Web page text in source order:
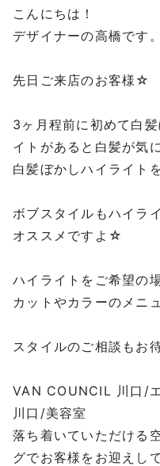
こんにちは！
デザイナーの高橋です。
先日ご来店のお客様☆
3ヶ月程前に初めて白
イトがあると白髪が気
白髪ぼかしハイライト
ボブスタイルもハイラ
オススメですよ☆
ハイライトをご希望の
カットやカラーのメニ
スタイルのご相談もお
VAN COUNCIL 川口/
川口/美容室
落ち着いていただける
グでお客様をお迎えし